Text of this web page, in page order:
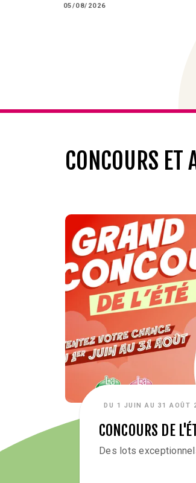
05/08/2026
CONCOURS ET
DU 1 JUIN AU 31 AOÛT
CONCOURS DE
Des lots